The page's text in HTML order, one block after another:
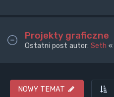
Projekty graficzne
Ostatni post autor: Seth «
NOWY TEMAT